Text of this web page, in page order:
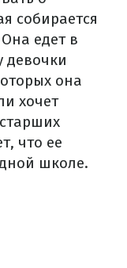
собирается
едет в
девочки
она
хочет
что ее
школе.